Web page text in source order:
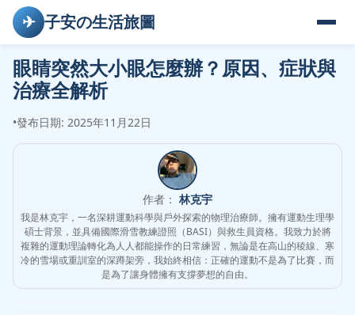
✈ 子安の生活旅圖
眼睛突然大小眼怎麼辦？原因、症狀與
治療全解析
•發布日期: 2025年11月22日
作者： 林克宇
我是林克宇，一名深耕運動科學與戶外探索的物理治療師。擁有運動生理學
碩士背景，並具備國際滑雪教練證照（BASI）與救生員資格。我致力於將
複雜的運動理論轉化為人人都能操作的日常練習，無論是在高山的稜線、寒
冷的雪場或重訓室的深蹲架旁，我始終相信：正確的運動不是為了比賽，而
是為了讓身體擁有支撐夢想的自由。